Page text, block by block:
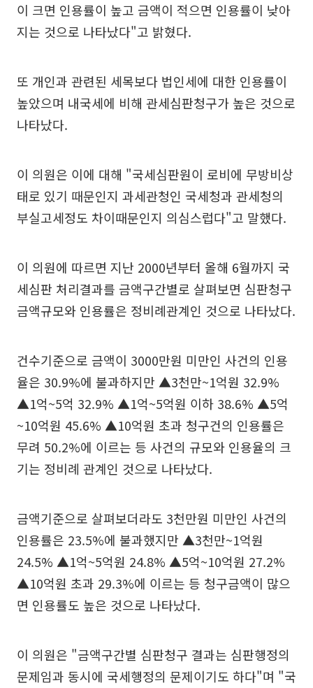
이 크면 인용률이 높고 금액이 적으면 인용률이 낮아
지는 것으로 나타났다"고 밝혔다.
또 개인과 관련된 세목보다 법인세에 대한 인용률이
높았으며 내국세에 비해 관세심판청구가 높은 것으로
나타났다.
이 의원은 이에 대해 "국세심판원이 로비에 무방비상
태로 있기 때문인지 과세관청인 국세청과 관세청의
부실고세정도 차이때문인지 의심스럽다"고 말했다.
이 의원에 따르면 지난 2000년부터 올해 6월까지 국
세심판 처리결과를 금액구간별로 살펴보면 심판청구
금액규모와 인용률은 정비례관계인 것으로 나타났다.
건수기준으로 금액이 3000만원 미만인 사건의 인용
율은 30.9%에 불과하지만 ▲3천만~1억원 32.9%
▲1억~5억 32.9% ▲1억~5억원 이하 38.6% ▲5억
~10억원 45.6% ▲10억원 초과 청구건의 인용률은
무려 50.2%에 이르는 등 사건의 규모와 인용율의 크
기는 정비례 관계인 것으로 나타났다.
금액기준으로 살펴보더라도 3천만원 미만인 사건의
인용률은 23.5%에 불과했지만 ▲3천만~1억원
24.5% ▲1억~5억원 24.8% ▲5억~10억원 27.2%
▲10억원 초과 29.3%에 이르는 등 청구금액이 많으
면 인용률도 높은 것으로 나타났다.
이 의원은 "금액구간별 심판청구 결과는 심판행정의
문제임과 동시에 국세행정의 문제이기도 하다"며 "국